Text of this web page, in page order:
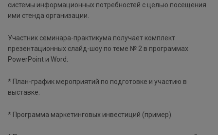
системы информационных потребностей с целью посещения
ими стенда организации.
Участник семинара-практикума получает комплект
презентационных слайд-шоу по теме № 2 в программах
PowerPoint и Word:
* План-график мероприятий по подготовке и участию в
выставке.
* Программа маркетинговых инвестиций (пример).